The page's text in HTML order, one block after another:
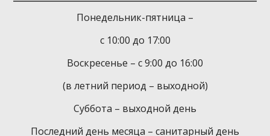
Понедельник-пятница –
с 10:00 до 17:00
Воскресенье – с 9:00 до 16:00
(в летний период – выходной)
Суббота – выходной день
Последний день месяца – санитарный день